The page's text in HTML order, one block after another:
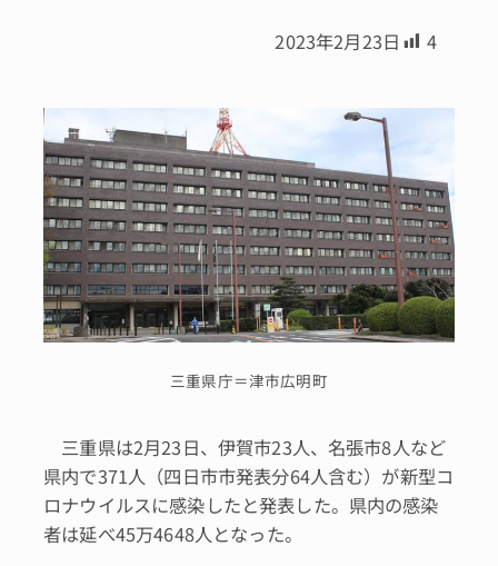
2023年2月23日 4
三重県庁＝津市広明町
三重県は2月23日、伊賀市23人、名張市8人など
県内で371人（四日市市発表分64人含む）が新型コ
ロナウイルスに感染したと発表した。県内の感染
者は延べ45万4648人となった。